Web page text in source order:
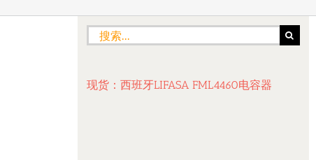
搜
索：
现货：西班牙LIFASA FML4460电容器